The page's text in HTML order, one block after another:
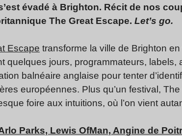
évadé à Brighton. Récit de nos
The Great Escape. Let’s go.
Escape transforme la ville de Brighton
quelques jours, programmateurs, labels,
balnéaire anglaise pour tenter
européennes. Plus qu’un festival,
foire aux intuitions, où l’on vient
Parks, Lewis OfMan, Angine de